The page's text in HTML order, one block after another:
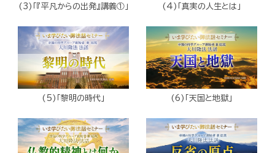
(3)「『平凡からの出発』講義①」 (4)「真実の人生とは」
(5)「黎明の時代」 (6)「天国と地獄」